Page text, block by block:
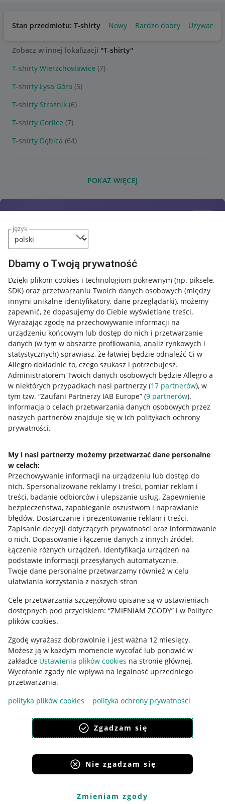
język
Dbamy o Twoją prywatność
Dzięki plikom cookies i technologiom pokrewnym (np. piksele,
SDK) oraz przetwarzaniu Twoich danych osobowych (między
innymi unikalne identyfikatory, dane przeglądarki), możemy
zapewnić, że dopasujemy do Ciebie wyświetlane treści.
Wyrażając zgodę na przechowywanie informacji na
urządzeniu końcowym lub dostęp do nich i przetwarzanie
danych (w tym w obszarze profilowania, analiz rynkowych i
statystycznych) sprawiasz, że łatwiej będzie odnaleźć Ci w
Allegro dokładnie to, czego szukasz i potrzebujesz.
Administratorem Twoich danych osobowych będzie Allegro a
w niektórych przypadkach nasi partnerzy (17 partnerów), w
tym tzw. “Zaufani Partnerzy IAB Europe” (9 partnerów).
Informacja o celach przetwarzania danych osobowych przez
naszych partnerów znajduje się w ich politykach ochrony
prywatności.
My i nasi partnerzy możemy przetwarzać dane personalne
w celach:
Przechowywanie informacji na urządzeniu lub dostęp do
nich. Spersonalizowane reklamy i treści, pomiar reklam i
treści, badanie odbiorców i ulepszanie usług. Zapewnienie
bezpieczeństwa, zapobieganie oszustwom i naprawianie
błędów. Dostarczanie i prezentowanie reklam i treści.
Zapisanie decyzji dotyczących prywatności oraz informowanie
o nich. Dopasowanie i łączenie danych z innych źródeł.
Łączenie różnych urządzeń. Identyfikacja urządzeń na
podstawie informacji przesyłanych automatycznie.
Twoje dane personalne przetwarzamy również w celu
ułatwiania korzystania z naszych stron
Cele przetwarzania szczegółowo opisane są w ustawieniach
dostępnych pod przyciskiem: “ZMIENIAM ZGODY” i w Polityce
plików cookies.
Zgodę wyrażasz dobrowolnie i jest ważna 12 miesięcy.
Możesz ją w każdym momencie wycofać lub ponowić w
zakładce Ustawienia plików cookies na stronie głównej.
Wycofanie zgody nie wpływa na legalność uprzedniego
przetwarzania.
polityka plików cookies
polityka ochrony prywatności
Zgadzam się
Nie zgadzam się
Zmieniam zgody
Stan przedmiotu: T-shirty Nowy Bardzo dobry Używany
Zobacz w innej lokalizacji "T-shirty"
T-shirty Wierzchosławice (7)
T-shirty Łysa Góra (5)
T-shirty Strażnik (6)
T-shirty Gorlice (7)
T-shirty Dębica (64)
POKAŻ WIĘCEJ
Przydatne informacje
Jak to działa
Allegro Gadane dla sprzedających
Allegro Gadane dla kupujących
Mapa miejscowości
Informacje prawne
Regulamin
Polityka plików "cookies"
Ustawienia plików "cookies"
Udostępnianie lokalizacji
Informacje dla Aktu o Usługach Cyfrowych
Pobierz aplikację
Korzystanie z serwisu oznacza akceptacjęregulaminu